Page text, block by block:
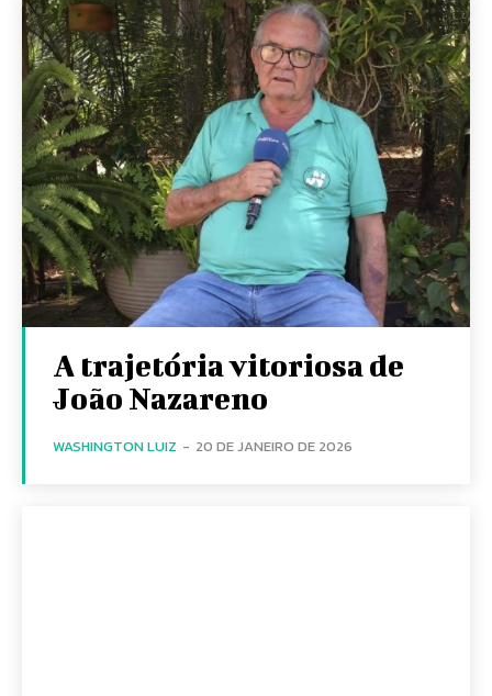
A trajetória vitoriosa de
João Nazareno
WASHINGTON LUIZ - 20 DE JANEIRO DE 2026